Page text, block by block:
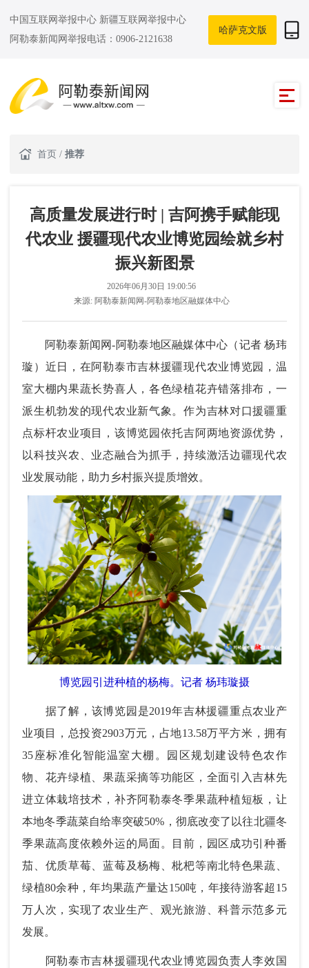
中国互联网举报中心 新疆互联网举报中心
阿勒泰新闻网举报电话：0906-2121638
哈萨克文版
首页 / 推荐
高质量发展进行时 | 吉阿携手赋能现
代农业 援疆现代农业博览园绘就乡村
振兴新图景
2026年06月30日 19:00:56
来源: 阿勒泰新闻网-阿勒泰地区融媒体中心
阿勒泰新闻网-阿勒泰地区融媒体中心（记者 杨玮
璇）近日，在阿勒泰市吉林援疆现代农业博览园，温
室大棚内果蔬长势喜人，各色绿植花卉错落排布，一
派生机勃发的现代农业新气象。作为吉林对口援疆重
点标杆农业项目，该博览园依托吉阿两地资源优势，
以科技兴农、业态融合为抓手，持续激活边疆现代农
业发展动能，助力乡村振兴提质增效。
博览园引进种植的杨梅。记者 杨玮璇摄
据了解，该博览园是2019年吉林援疆重点农业产
业项目，总投资2903万元，占地13.58万平方米，拥有
35座标准化智能温室大棚。园区规划建设特色农作
物、花卉绿植、果蔬采摘等功能区，全面引入吉林先
进立体栽培技术，补齐阿勒泰冬季果蔬种植短板，让
本地冬季蔬菜自给率突破50%，彻底改变了以往北疆冬
季果蔬高度依赖外运的局面。目前，园区成功引种番
茄、优质草莓、蓝莓及杨梅、枇杷等南北特色果蔬、
绿植80余种，年均果蔬产量达150吨，年接待游客超15
万人次，实现了农业生产、观光旅游、科普示范多元
发展。
阿勒泰市吉林援疆现代农业博览园负责人李效国